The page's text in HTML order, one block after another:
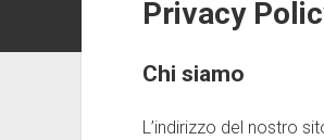
Privacy
Chi siamo
L’indirizzo del nostro